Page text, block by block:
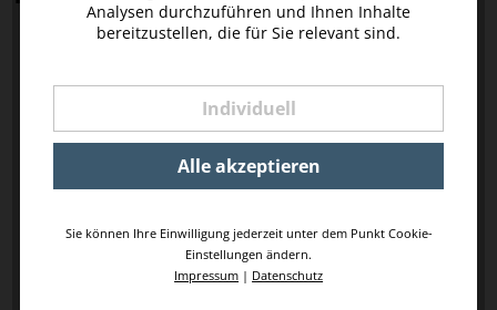
Analysen durchzuführen und Ihnen Inhalte
bereitzustellen, die für Sie relevant sind.
Individuell
Alle akzeptieren
Sie können Ihre Einwilligung jederzeit unter dem Punkt Cookie-
Einstellungen ändern.
Impressum | Datenschutz